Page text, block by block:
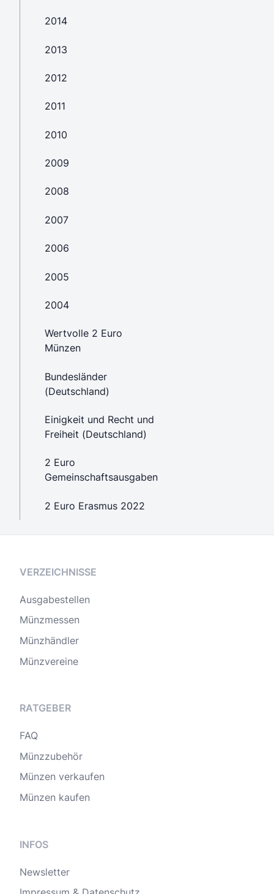
2014
2013
2012
2011
2010
2009
2008
2007
2006
2005
2004
Wertvolle 2 Euro
Münzen
Bundesländer
(Deutschland)
Einigkeit und Recht und
Freiheit (Deutschland)
2 Euro
Gemeinschaftsausgaben
2 Euro Erasmus 2022
VERZEICHNISSE
Ausgabestellen
Münzmessen
Münzhändler
Münzvereine
RATGEBER
FAQ
Münzzubehör
Münzen verkaufen
Münzen kaufen
INFOS
Newsletter